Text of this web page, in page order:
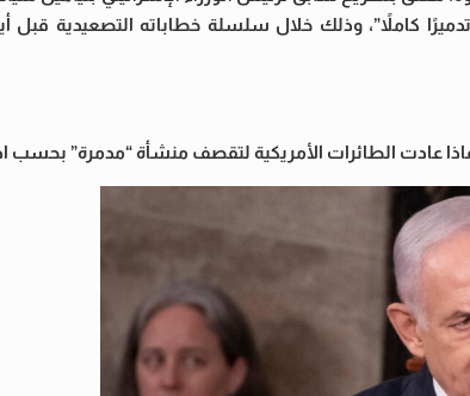
كاملاً”، وذلك خلال سلسلة خطاباته التصعيدية قبل
عادت الطائرات الأمريكية لتقصف منشأة “مدمرة” بحسب